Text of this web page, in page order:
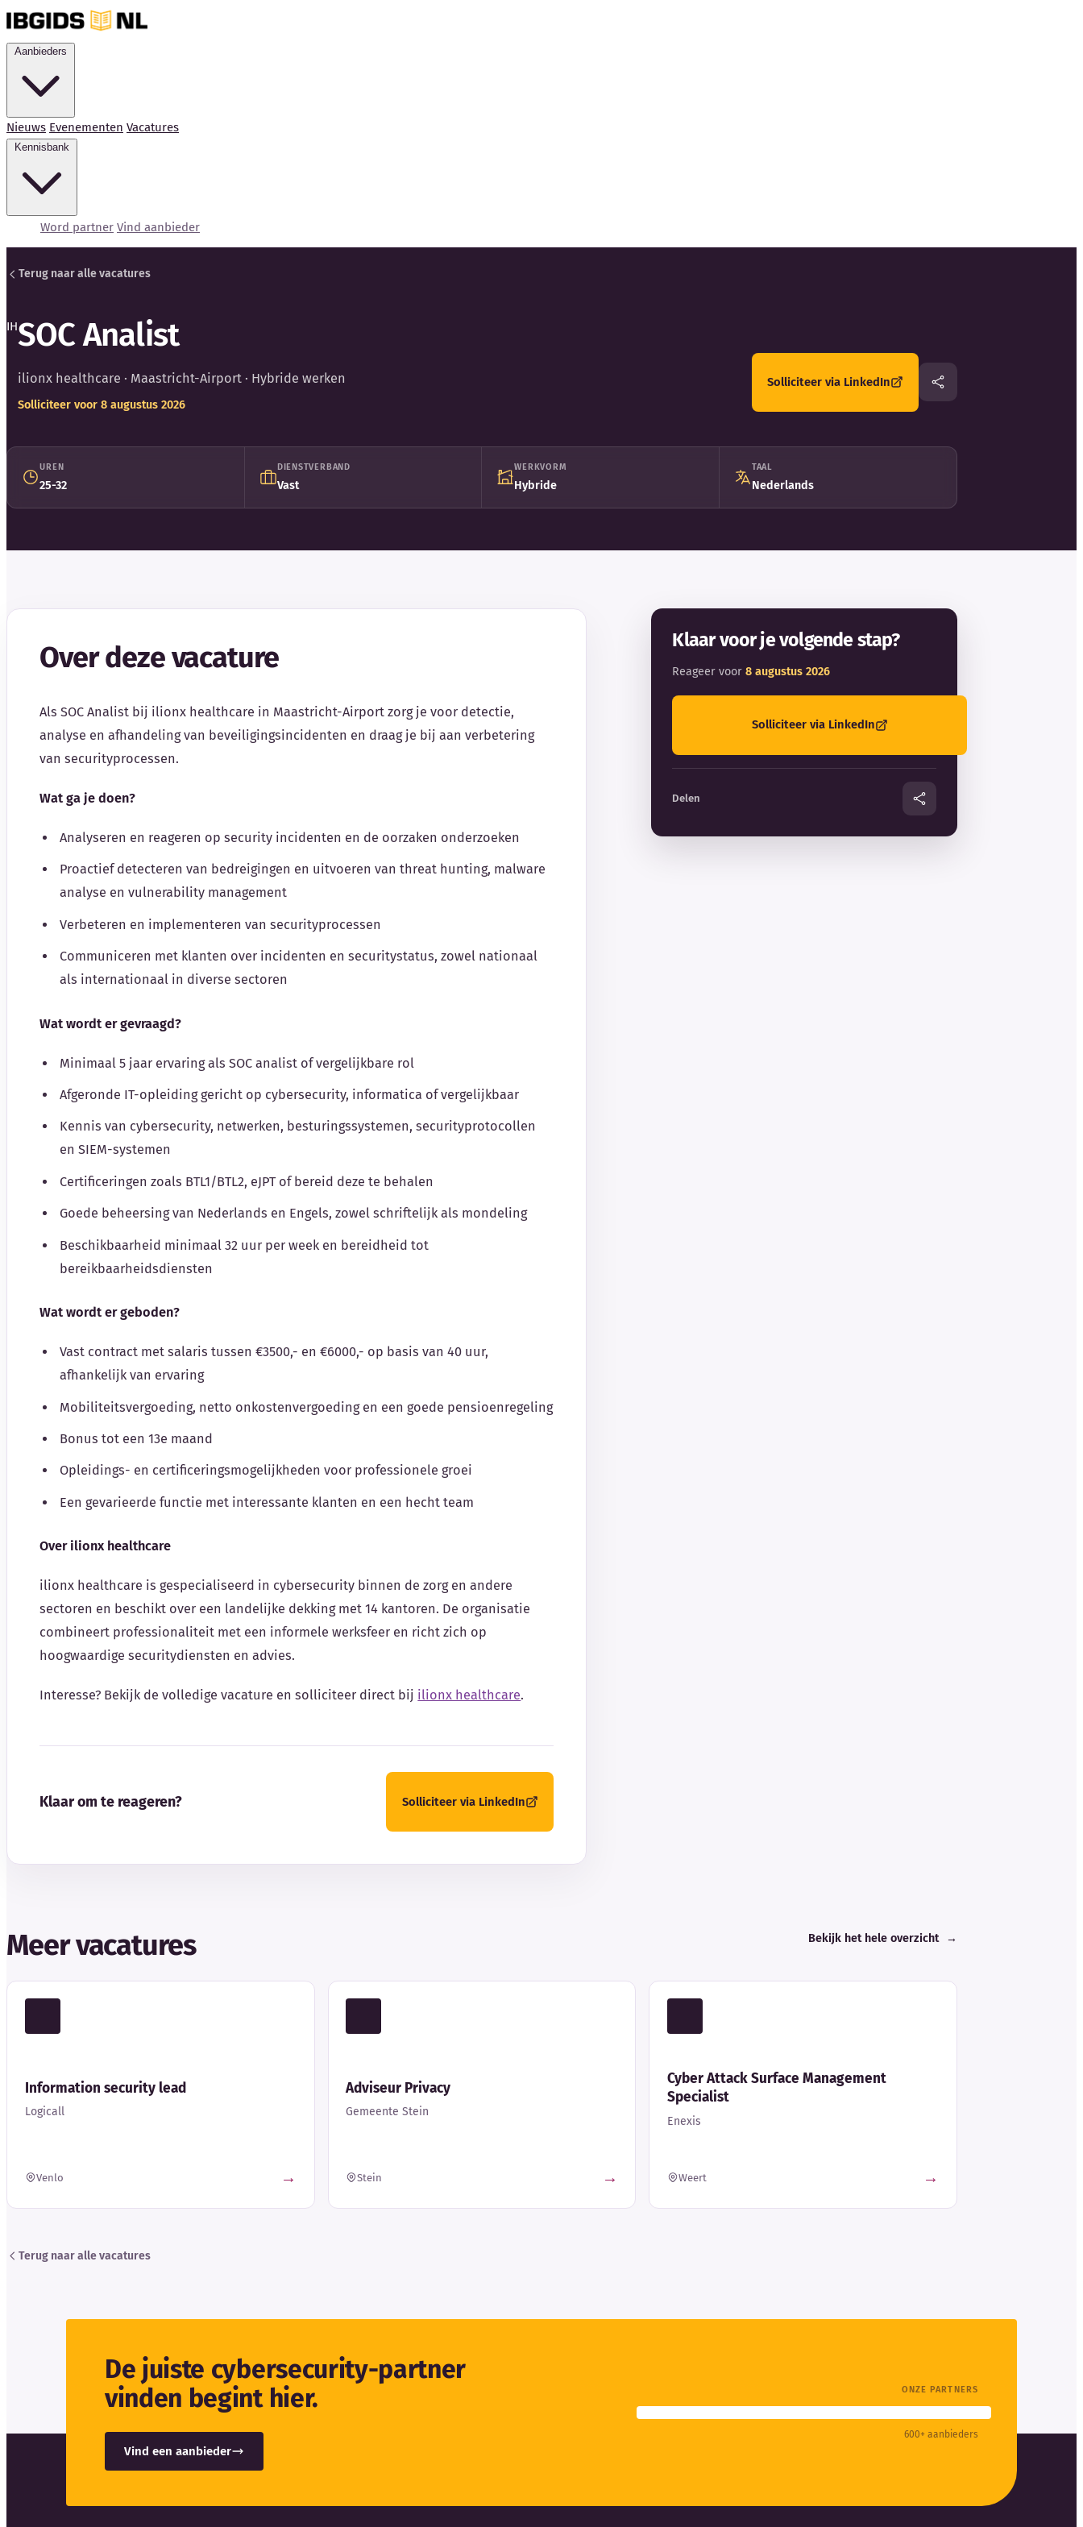
Nieuws Evenementen Vacatures
Word partner Vind aanbieder
Terug naar alle vacatures
IHSOC Analist
ilionx healthcare · Maastricht-Airport · Hybride werken
Solliciteer voor 8 augustus 2026
Solliciteer via LinkedIn
UREN
25-32
DIENSTVERBAND
Vast
WERKVORM
Hybride
TAAL
Nederlands
Over deze vacature
Als SOC Analist bij ilionx healthcare in Maastricht-Airport zorg je voor detectie,
analyse en afhandeling van beveiligingsincidenten en draag je bij aan verbetering
van securityprocessen.
Wat ga je doen?
Analyseren en reageren op security incidenten en de oorzaken onderzoeken
Proactief detecteren van bedreigingen en uitvoeren van threat hunting, malware
analyse en vulnerability management
Verbeteren en implementeren van securityprocessen
Communiceren met klanten over incidenten en securitystatus, zowel nationaal
als internationaal in diverse sectoren
Wat wordt er gevraagd?
Minimaal 5 jaar ervaring als SOC analist of vergelijkbare rol
Afgeronde IT-opleiding gericht op cybersecurity, informatica of vergelijkbaar
Kennis van cybersecurity, netwerken, besturingssystemen, securityprotocollen
en SIEM-systemen
Certificeringen zoals BTL1/BTL2, eJPT of bereid deze te behalen
Goede beheersing van Nederlands en Engels, zowel schriftelijk als mondeling
Beschikbaarheid minimaal 32 uur per week en bereidheid tot
bereikbaarheidsdiensten
Wat wordt er geboden?
Vast contract met salaris tussen €3500,- en €6000,- op basis van 40 uur,
afhankelijk van ervaring
Mobiliteitsvergoeding, netto onkostenvergoeding en een goede pensioenregeling
Bonus tot een 13e maand
Opleidings- en certificeringsmogelijkheden voor professionele groei
Een gevarieerde functie met interessante klanten en een hecht team
Over ilionx healthcare
ilionx healthcare is gespecialiseerd in cybersecurity binnen de zorg en andere
sectoren en beschikt over een landelijke dekking met 14 kantoren. De organisatie
combineert professionaliteit met een informele werksfeer en richt zich op
hoogwaardige securitydiensten en advies.
Interesse? Bekijk de volledige vacature en solliciteer direct bij ilionx healthcare.
Klaar om te reageren? Solliciteer via LinkedIn
Klaar voor je volgende stap?
Reageer voor8 augustus 2026
Solliciteer via LinkedIn
Delen
Meer vacatures Bekijk het hele overzicht →
Information security lead
Logicall
Venlo →
Adviseur Privacy
Gemeente Stein
Stein →
Cyber Attack Surface Management
Specialist
Enexis
Weert →
Terug naar alle vacatures
De juiste cybersecurity-partner
vinden begint hier.
Vind een aanbieder
ONZE PARTNERS
600+ aanbieders